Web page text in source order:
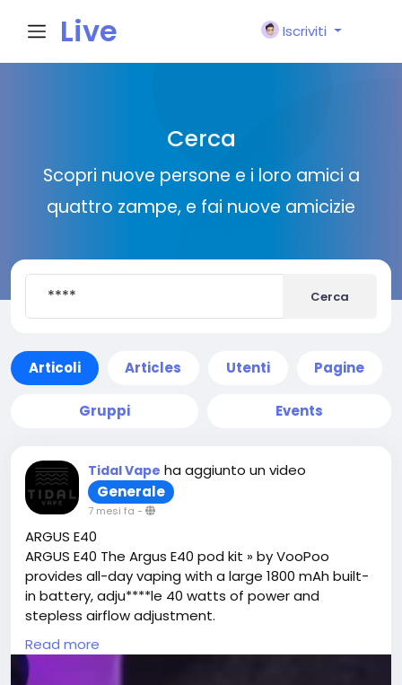
Live
Iscriviti
Cerca
Scopri nuove persone e i loro amici a
quattro zampe, e fai nuove amicizie
Cerca
Articoli Articles Utenti Pagine
Gruppi Events
Tidal Vape ha aggiunto un video
Generale
7 mesi fa -
ARGUS E40
ARGUS E40 The Argus E40 pod kit » by VooPoo
provides all-day vaping with a large 1800 mAh built-
in battery, adju****le 40 watts of power and
stepless airflow adjustment.
Visit Here -
https://www.tidalvape.co.uk/products/argus-e40-
pod-kit-by-voopoo
Read more